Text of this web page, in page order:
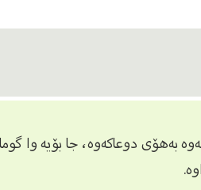
بەهۆى دوعاكەوە، جا بۆیە وا